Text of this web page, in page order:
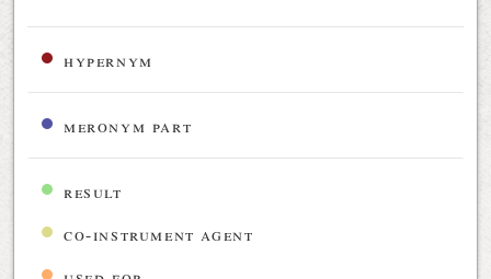
hypernym
meronym part
result
co-instrument agent